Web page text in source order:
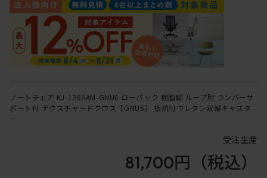
ノートチェア KJ-126SAM-GNU6 ローバック 樹脂脚 ループ肘 ランバーサ
ポート付 テクスチャードクロス［GNU6］ 抵抗付ウレタン双輪キャスタ
ー
受注生産
81,700円 （税込）